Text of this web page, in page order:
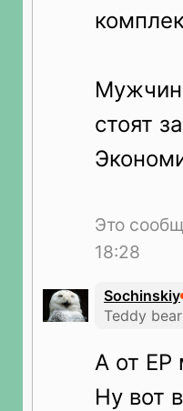
стоят
Это
18:28
Sochinskiy
Teddy
А от ЕР
Ну вот